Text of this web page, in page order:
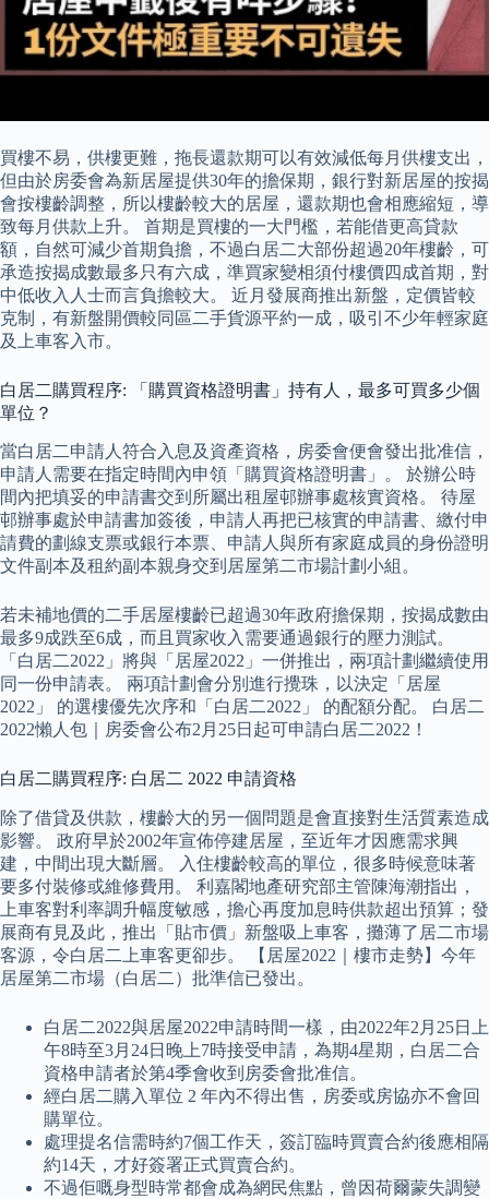
買樓不易，供樓更難，拖長還款期可以有效減低每月供樓支出，
但由於房委會為新居屋提供30年的擔保期，銀行對新居屋的按揭
會按樓齡調整，所以樓齡較大的居屋，還款期也會相應縮短，導
致每月供款上升。 首期是買樓的一大門檻，若能借更高貸款
額，自然可減少首期負擔，不過白居二大部份超過20年樓齡，可
承造按揭成數最多只有六成，準買家變相須付樓價四成首期，對
中低收入人士而言負擔較大。 近月發展商推出新盤，定價皆較
克制，有新盤開價較同區二手貨源平約一成，吸引不少年輕家庭
及上車客入市。
白居二購買程序: 「購買資格證明書」持有人，最多可買多少個
單位？
當白居二申請人符合入息及資產資格，房委會便會發出批准信，
申請人需要在指定時間內申領「購買資格證明書」。 於辦公時
間內把填妥的申請書交到所屬出租屋邨辦事處核實資格。 待屋
邨辦事處於申請書加簽後，申請人再把已核實的申請書、繳付申
請費的劃線支票或銀行本票、申請人與所有家庭成員的身份證明
文件副本及租約副本親身交到居屋第二市場計劃小組。
若未補地價的二手居屋樓齡已超過30年政府擔保期，按揭成數由
最多9成跌至6成，而且買家收入需要通過銀行的壓力測試。
「白居二2022」將與「居屋2022」一併推出，兩項計劃繼續使用
同一份申請表。 兩項計劃會分別進行攪珠，以決定「居屋
2022」 的選樓優先次序和「白居二2022」 的配額分配。 白居二
2022懶人包｜房委會公布2月25日起可申請白居二2022！
白居二購買程序: 白居二 2022 申請資格
除了借貸及供款，樓齡大的另一個問題是會直接對生活質素造成
影響。 政府早於2002年宣佈停建居屋，至近年才因應需求興
建，中間出現大斷層。 入住樓齡較高的單位，很多時候意味著
要多付裝修或維修費用。 利嘉閣地產研究部主管陳海潮指出，
上車客對利率調升幅度敏感，擔心再度加息時供款超出預算；發
展商有見及此，推出「貼市價」新盤吸上車客，攤薄了居二市場
客源，令白居二上車客更卻步。 【居屋2022｜樓市走勢】今年
居屋第二市場（白居二）批準信已發出。
白居二2022與居屋2022申請時間一樣，由2022年2月25日上
午8時至3月24日晚上7時接受申請，為期4星期，白居二合
資格申請者於第4季會收到房委會批准信。
經白居二購入單位 2 年內不得出售，房委或房協亦不會回
購單位。
處理提名信需時約7個工作天，簽訂臨時買賣合約後應相隔
約14天，才好簽署正式買賣合約。
不過佢嘅身型時常都會成為網民焦點，曾因荷爾蒙失調變